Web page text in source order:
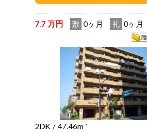
7.7 万円 敷 0ヶ月 礼 0ヶ月
2DK / 47.46m 2